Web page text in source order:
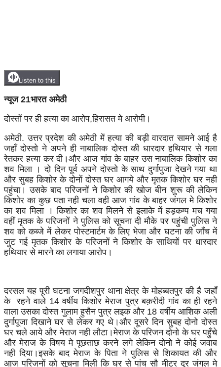
Listen to this
न्यूज 21भारत अमेठी
दोस्तों पर ही हत्या का आरोप,हिरासत मे आरोपी।
अमेठी. उत्तर प्रदेश की अमेठी में हत्या की बड़ी वारदात सामने आई है
जहाँ दोस्तो ने अपने ही नाबालिक दोस्त की धारदार हथियार से गला
रेतकर हत्या कर दी।और आज गांव के बाहर उस नाबालिक किशोर का
शव मिला । दो दिन पूर्व अपने दोस्तो के साथ दुर्गापुजा देखने गया था
और सुबह किशोर के दोनों दोस्त घर आगये और मृतक किशोर घर नही
पहुंचा। उसके बाद परिजनों ने किशोर की खोज बीन शुरू की लेकिन
किशोर का कुछ पता नही चला वही आज गांव के बाहर जंगल मे किशोर
का शव मिला । किशोर का शव मिलने से इलाके में हड़कम्प मच गया
वहीं मृतक के परिजनों ने पुलिस को सूचना दी मौके पर पहुंची पुलिस ने
शव को कब्जे में लेकर पोस्टमार्टम के लिए भेजा और घटना की जाँच में
जुट गई मृतक किशोर के परिजनों ने किशोर के साथियों पर धारदार
हथियार से मारने का लगाया आरोप।
दरसल यह पूरी घटना जगदीशपुर थाना क्षेत्र के मोहब्बतपुर की है जहाँ
के रहने वाले 14 वर्षीय किशोर मेराज पुत्र बक़रीदी गांव का ही रहने
वाला उसका दोस्त गुलाम हुसैन पुत्र लइक और 18 वर्षीय आशिक अली
दुर्गापूजा दिखाने घर से लेकर गए थे।और दूसरे दिन सुबह दोनो दोस्त
घर चले आये और मेराज नही लौटा।मेराज के परिजन दोनो के घर पहुँचे
और मेराज के विषय मे पूछताछ करने लगे लेकिन दोनो ने कोई जवाब
नही दिया।इसके बाद मेराज के पिता ने पुलिस से शिकायत की और
आज परिजनों को सूचना मिली कि घर से पांच सौ मीटर दूर जंगल मे